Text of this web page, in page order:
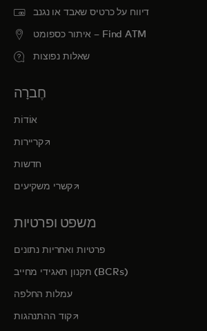
דיווח על כרטיס שאבד או נגנב
איתור כספומט – Find ATM
שאלות נפוצות
חֶברָה
קריירותopens in a new tab
חדשות
קשרי משקיעיםopens in a new tab
משפט ופרטיות
פרטיות ואחריות נתונים
תקנון תאגידי מחייב (BCRs)
עמלות החלפה
קוד ההתנהגותopens in a new tab